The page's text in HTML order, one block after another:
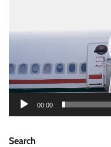
00:00
Search